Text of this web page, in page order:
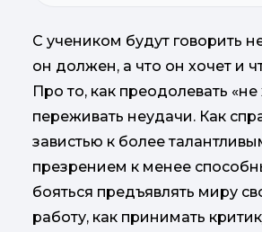
С учеником будут говорить
он должен, а что он хочет и
Про то, как преодолевать «не
переживать неудачи. Как
завистью к более
презрением к менее
бояться предъявлять миру
работу, как принимать